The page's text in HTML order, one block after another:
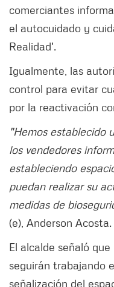
comerciantes
el autocuidado y
Realidad'.
Igualmente, las
control para evitar
por la reactivación
"Hemos establecido
los vendedores
estableciendo
puedan realizar su
medidas de
(e), Anderson Acosta.
El alcalde señaló
seguirán trabajando
señalización del